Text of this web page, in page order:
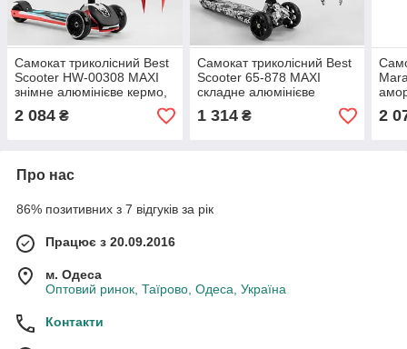
Самокат триколісний Best
Scooter HW-00308 MAXI
знімне алюмінієве кермо,
передні колеса PU
120х45мм, зі світлом
2 084 ₴
Самокат триколісний Best
Scooter 65-878 MAXI
складне алюмінієве
кермо, 3 колеса PU зі
світлом, переднє 130 мм,
1 314₴
200
2
Про нас
86% позитивних з 7 відгуків за рік
Працює з 20.09.2016
м. Одеса
Оптовий ринок, Таїрово, Одеса, Україна
Контакти